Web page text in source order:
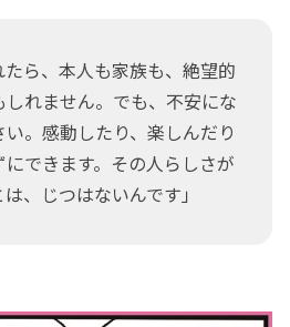
ら、本人も家族も、絶望的
れません。でも、不安にな
。感動したり、楽しんだり
できます。その人らしさが
、じつはないんです」